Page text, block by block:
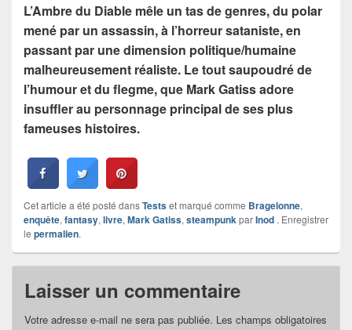
L’Ambre du Diable mêle un tas de genres, du polar
mené par un assassin, à l’horreur sataniste, en
passant par une dimension politique/humaine
malheureusement réaliste. Le tout saupoudré de
l’humour et du flegme, que Mark Gatiss adore
insuffler au personnage principal de ses plus
fameuses histoires.
Cet article a été posté dansTestset marqué comme Bragelonne,
enquête, fantasy, livre, Mark Gatiss, steampunkparInod . Enregistrer
le permalien.
Laisser un commentaire
Votre adresse e-mail ne sera pas publiée. Les champs obligatoires